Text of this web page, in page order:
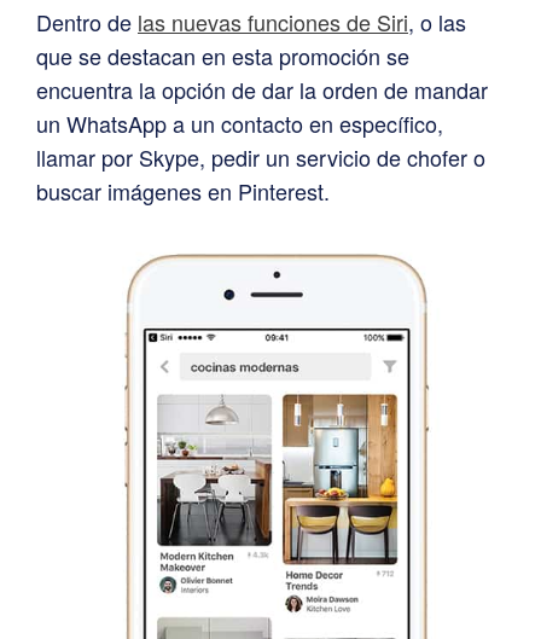
Dentro de las nuevas funciones de Siri, o las
que se destacan en esta promoción se
encuentra la opción de dar la orden de mandar
un WhatsApp a un contacto en específico,
llamar por Skype, pedir un servicio de chofer o
buscar imágenes en Pinterest.